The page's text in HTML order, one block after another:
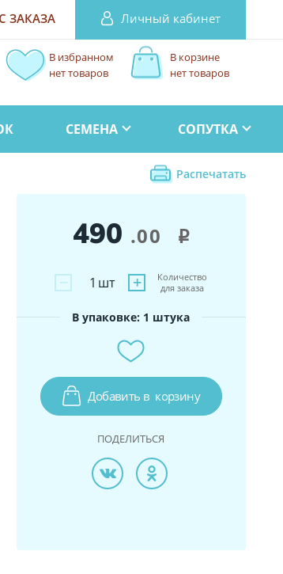
ЗАКАЗА Личный кабинет
В корзине
нет товаров
В избранном
нет товаров
СЕМЕНА СОПУТКА
Распечатать
490 .00 i
− +
1 шт
Количество
для заказа
В упаковке: 1 штука
Добавить в корзину
ПОДЕЛИТЬСЯ